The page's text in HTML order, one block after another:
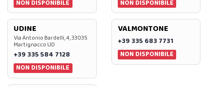
NON DISPONIBILE
NON DISPONIBILE
UDINE
Via Antonio Bardelli, 4, 33035
Martignacco UD
+39 335 584 7128
NON DISPONIBILE
VALMONTONE
+39 335 683 7731
NON DISPONIBILE